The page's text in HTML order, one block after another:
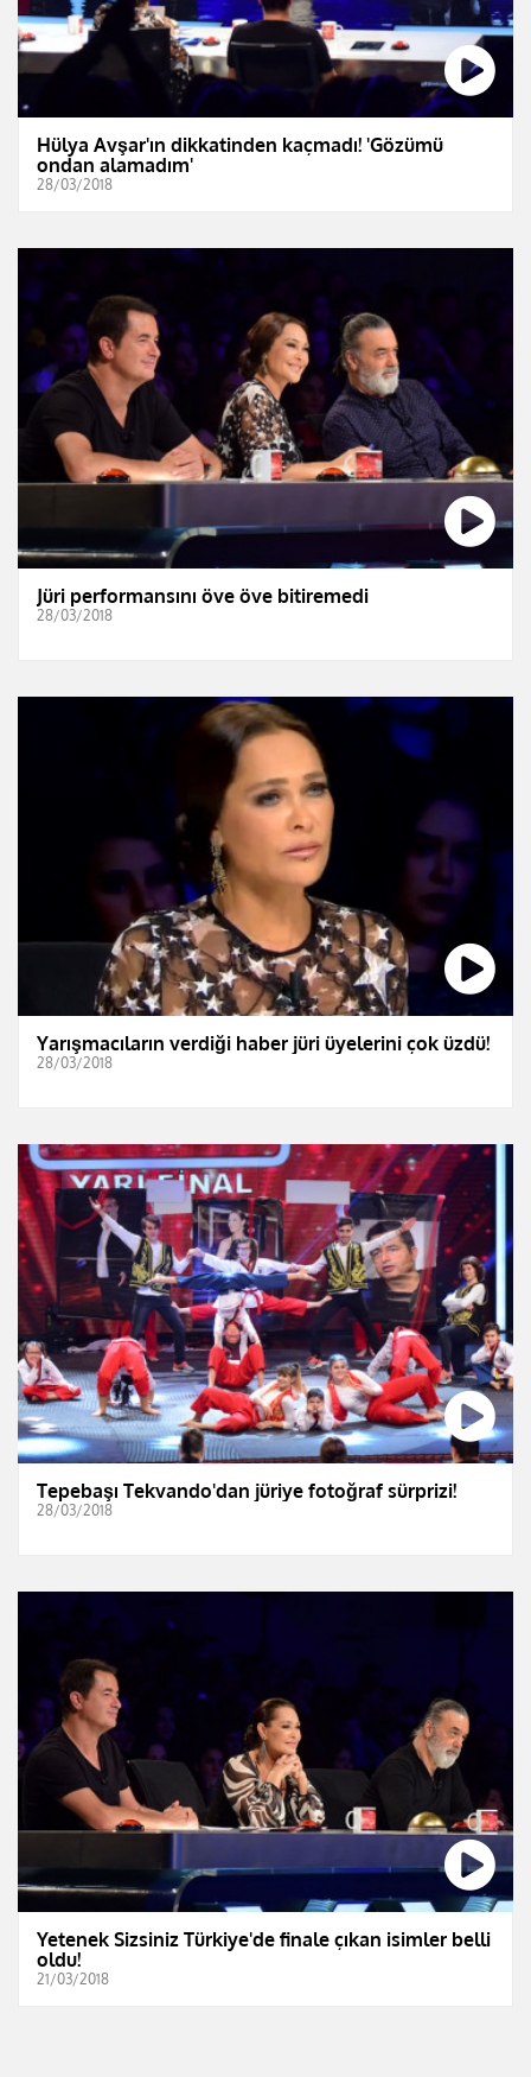
Hülya Avşar'ın dikkatinden kaçmadı! 'Gözümü
ondan alamadım'
28/03/2018
Jüri performansını öve öve bitiremedi
28/03/2018
Yarışmacıların verdiği haber jüri üyelerini çok üzdü!
28/03/2018
Tepebaşı Tekvando'dan jüriye fotoğraf sürprizi!
28/03/2018
Yetenek Sizsiniz Türkiye'de finale çıkan isimler belli
oldu!
21/03/2018